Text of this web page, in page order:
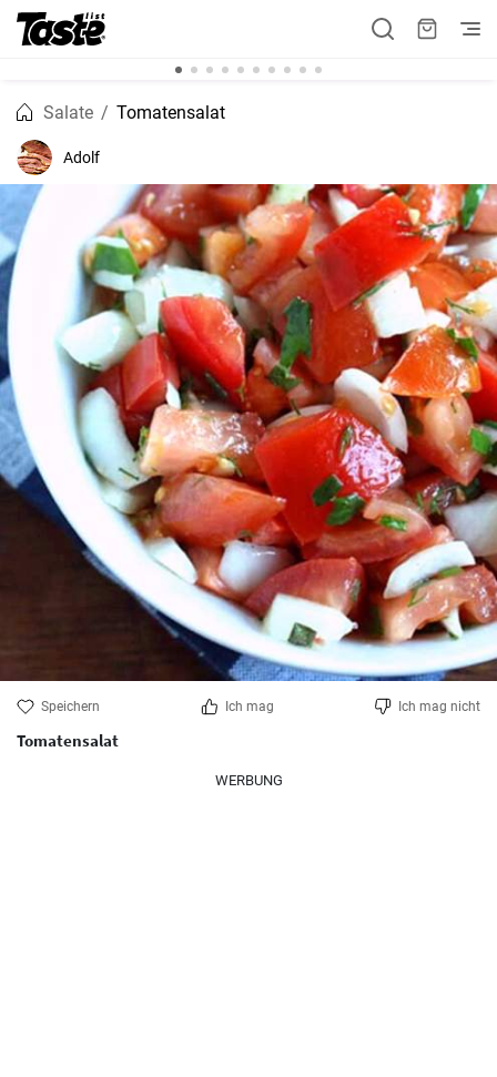
Salate Tomatensalat
Adolf
Speichern Ich mag Ich mag nicht
Tomatensalat
WERBUNG